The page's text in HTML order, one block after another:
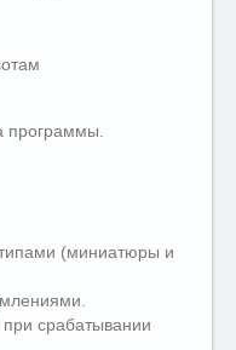
программы.
(миниатюры и
срабатывании